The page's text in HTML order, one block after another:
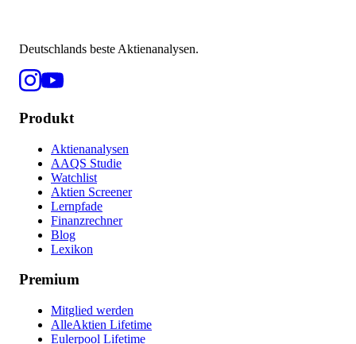
Deutschlands beste Aktienanalysen.
Produkt
Aktienanalysen
AAQS Studie
Watchlist
Aktien Screener
Lernpfade
Finanzrechner
Blog
Lexikon
Premium
Mitglied werden
AlleAktien Lifetime
Eulerpool Lifetime